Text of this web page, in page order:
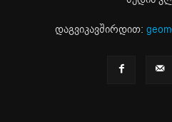
დაგვიკავშირდით: